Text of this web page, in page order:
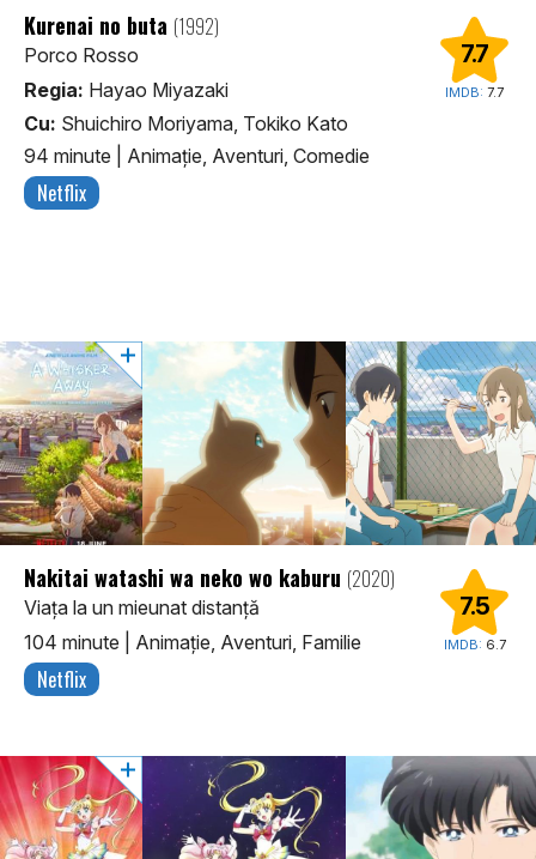
7.7
IMDB: 7.7
Kurenai no buta (1992)
Porco Rosso
Regia: Hayao Miyazaki
Cu: Shuichiro Moriyama, Tokiko Kato
94 minute
Animaţie, Aventuri, Comedie
Netflix
7.5
IMDB: 6.7
Nakitai watashi wa neko wo kaburu (2020)
Viața la un mieunat distanță
104 minute
Animaţie, Aventuri, Familie
Netflix